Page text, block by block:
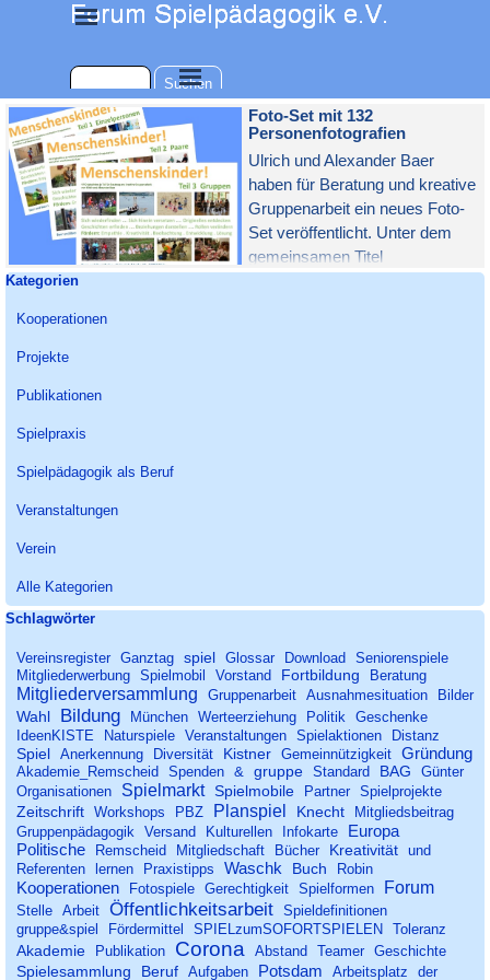
Direkt zum Seiteninhalt
Menü überspringen
Menü überspringen
Suchen
Foto-Set mit 132
Personenfotografien
Ulrich und Alexander Baer
haben für Beratung und kreative
Gruppenarbeit ein neues Foto-
Set veröffentlicht. Unter dem
gemeinsamen Titel
Block überspringen Kategorien
Kategorien
Kooperationen
Projekte
Publikationen
Spielpraxis
Spielpädagogik als Beruf
Veranstaltungen
Verein
Alle Kategorien
Block überspringen Schlagwörter
Schlagwörter
Vereinsregister Ganztag spiel Glossar Download
Seniorenspiele
Mitgliederwerbung Spielmobil Vorstand Fortbildung Beratung
Mitgliederversammlung Gruppenarbeit Ausnahmesituation Bilder
Wahl Bildung München Werteerziehung Politik Geschenke
IdeenKISTE
Naturspiele Veranstaltungen Spielaktionen Distanz
Spiel Anerkennung Diversität Kistner Gemeinnützigkeit Gründung
Akademie_Remscheid Spenden & gruppe Standard BAG
Günter
Organisationen
Spielmarkt Spielmobile Partner Spielprojekte
Zeitschrift Workshops PBZ Planspiel Knecht
Mitgliedsbeitrag
Gruppenpädagogik Versand Kulturellen Infokarte
Europa
Politische
Remscheid Mitgliedschaft Bücher Kreativität und
Referenten
lernen Praxistipps Waschk Buch Robin
Kooperationen Fotospiele Gerechtigkeit Spielformen Forum
Stelle Arbeit Öffentlichkeitsarbeit Spieldefinitionen
gruppe&spiel
Fördermittel SPIELzumSOFORTSPIELEN Toleranz
Akademie Publikation Corona Abstand Teamer Geschichte
Spielesammlung Beruf Aufgaben Potsdam Arbeitsplatz der